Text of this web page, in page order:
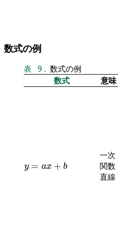
数式の例
表 9 . 数式の例
数式
意味
y = ax + b
y x+b
一次
関数
直線